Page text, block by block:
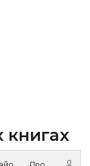
книгах